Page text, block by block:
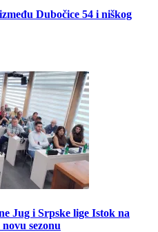
Dubočice 54 i niškog
Jug i Srpske lige Istok na
sezonu